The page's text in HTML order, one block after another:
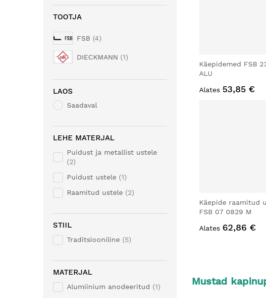
Käepidemed FSB
ALU
Alates 53,85 €
Käepide raamitud
FSB 07 0829 M
Alates 62,86 €
Mustad
TOOTJA
FSB 4
DIECKMANN 1
LAOS
Saadaval
LEHE MATERJAL
Puidust ja metallist ustele
2
Puidust ustele
1
Raamitud ustele
2
STIIL
Traditsiooniline 5
MATERJAL
Alumiinium anodeeritud
1